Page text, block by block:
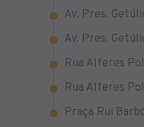
Av. Pres.
Av. Pres.
Rua Alferes
Rua Alferes
Praça Rui